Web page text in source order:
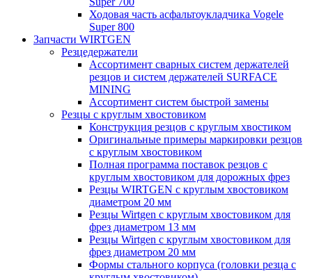
Ходовая часть асфальтоукладчика Vogele
Super 800
Запчасти WIRTGEN
Резцедержатели
Ассортимент сварных систем держателей
резцов и систем держателей SURFACE
MINING
Ассортимент систем быстрой замены
Резцы с круглым хвостовиком
Конструкция резцов с круглым хвостиком
Оригинальные примеры маркировки резцов
с круглым хвостовиком
Полная программа поставок резцов с
круглым хвостовиком для дорожных фрез
Резцы WIRTGEN с круглым хвостовиком
диаметром 20 мм
Резцы Wirtgen с круглым хвостовиком для
фрез диаметром 13 мм
Резцы Wirtgen с круглым хвостовиком для
фрез диаметром 20 мм
Формы стального корпуса (головки резца с